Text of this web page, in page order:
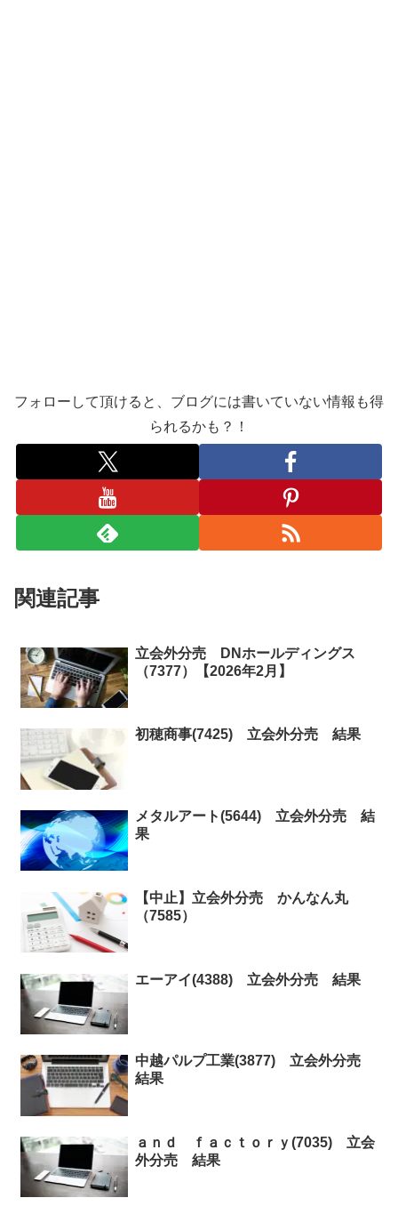
フォローして頂けると、ブログには書いていない情報も得
られるかも？！
関連記事
立会外分売 DNホールディングス
（7377）【2026年2月】
初穂商事(7425) 立会外分売 結果
メタルアート(5644) 立会外分売 結
果
【中止】立会外分売 かんなん丸
（7585）
エーアイ(4388) 立会外分売 結果
中越パルプ工業(3877) 立会外分売
結果
ａｎｄ ｆａｃｔｏｒｙ(7035) 立会
外分売 結果